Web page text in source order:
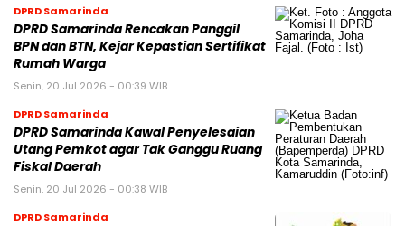
DPRD Samarinda
DPRD Samarinda Rencakan Panggil
BPN dan BTN, Kejar Kepastian Sertifikat
Rumah Warga
Senin, 20 Jul 2026 - 00:39 WIB
DPRD Samarinda
DPRD Samarinda Kawal Penyelesaian
Utang Pemkot agar Tak Ganggu Ruang
Fiskal Daerah
Senin, 20 Jul 2026 - 00:38 WIB
DPRD Samarinda